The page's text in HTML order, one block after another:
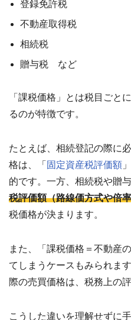
い
せ
24
メ
ル
翌
営
日
ま
で
に
信
無料
査
い合
登録免許税
不動産取得税
相続税
贈与税 など
「課税価格」とは税目ごと
るのが特徴です。
たとえば、相続登記の際に
格は、「 固定資産税評価額
的です。一方、相続税や贈
税評価額（路線価方式や倍
税価格が決まります。
また、「課税価格＝不動産
てしまうケースもみられま
際の売買価格は、税務上の
こうした違いを理解せずに